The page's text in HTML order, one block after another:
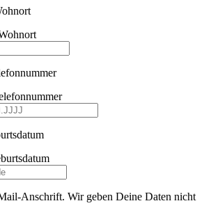
Anschrift. Wir geben Deine Daten nicht